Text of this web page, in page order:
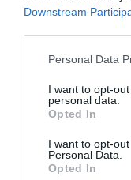
Downstream
Personal Data
I want to opt-
personal data.
Opted In
I want to opt-
Personal Data.
Opted In